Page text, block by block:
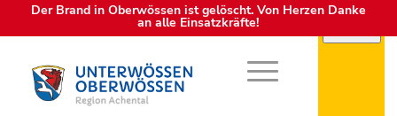
Der Brand in Oberwössen ist gelöscht. Von Herzen Danke
an alle Einsatzkräfte!